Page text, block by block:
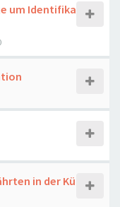
um Identifika
in der Kü